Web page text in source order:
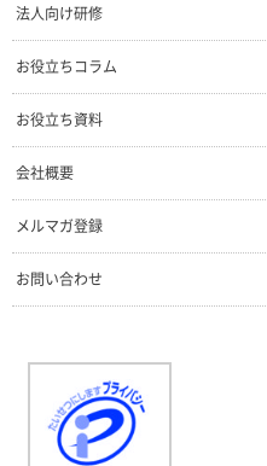
法人向け研修
お役立ちコラム
お役立ち資料
会社概要
メルマガ登録
お問い合わせ